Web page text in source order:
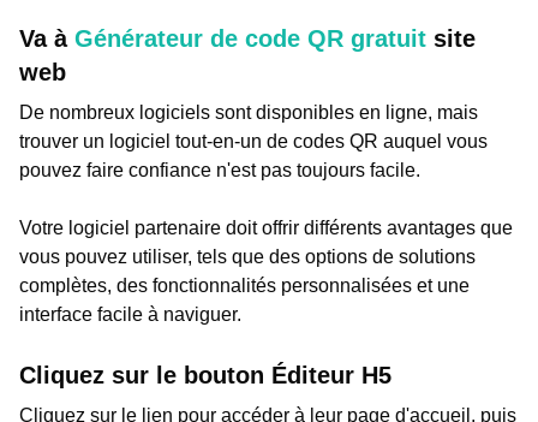
Va à Générateur de code QR gratuit site
web
De nombreux logiciels sont disponibles en ligne, mais
trouver un logiciel tout-en-un de codes QR auquel vous
pouvez faire confiance n'est pas toujours facile.
Votre logiciel partenaire doit offrir différents avantages que
vous pouvez utiliser, tels que des options de solutions
complètes, des fonctionnalités personnalisées et une
interface facile à naviguer.
Cliquez sur le bouton Éditeur H5
Cliquez sur le lien pour accéder à leur page d'accueil, puis